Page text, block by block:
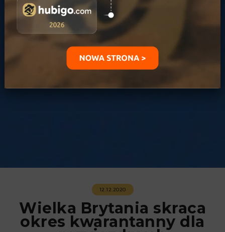
12.12.2020
Wielka Brytania skraca
okres kwarantanny dla